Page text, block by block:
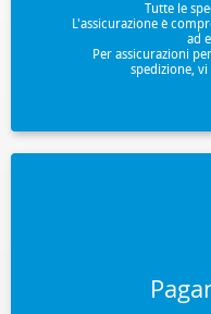
Tutte le
L'assicurazione è
ad
Per assicurazioni
spedizione,